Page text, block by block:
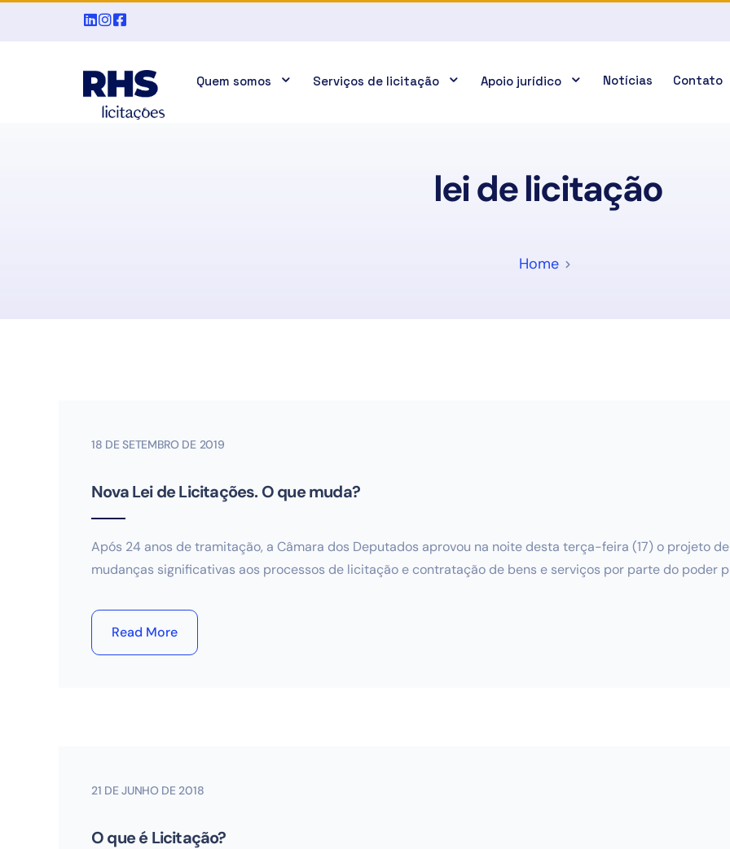
Quem somos Serviços de licitação Apoio jurídico Notícias Contato
lei de licitação
Home
18 DE SETEMBRO DE 2019
Nova Lei de Licitações. O que muda?
Após 24 anos de tramitação, a Câmara dos Deputados aprovou na noite desta terça-feira (17) o projeto
mudanças significativas aos processos de licitação e contratação de bens e serviços por parte do poder
Read More
21 DE JUNHO DE 2018
O que é Licitação?